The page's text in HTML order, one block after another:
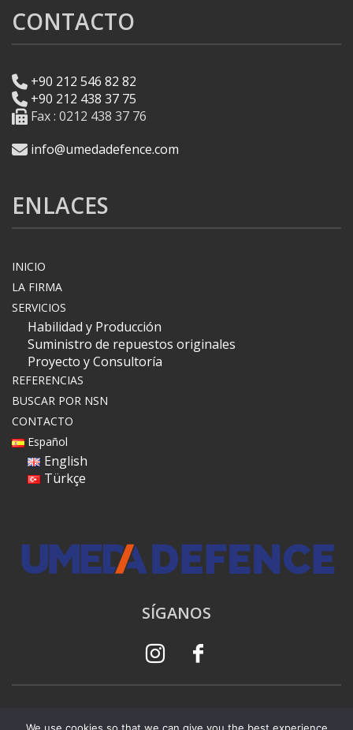
CONTACTO
+90 212 546 82 82
+90 212 438 37 75
Fax : 0212 438 37 76
info@umedadefence.com
ENLACES
INICIO
LA FIRMA
SERVICIOS
Habilidad y Producción
Suministro de repuestos originales
Proyecto y Consultoría
REFERENCIAS
BUSCAR POR NSN
CONTACTO
Español
English
Türkçe
SÍGANOS
© 2023 Reservados todos los derechos. |Politica de